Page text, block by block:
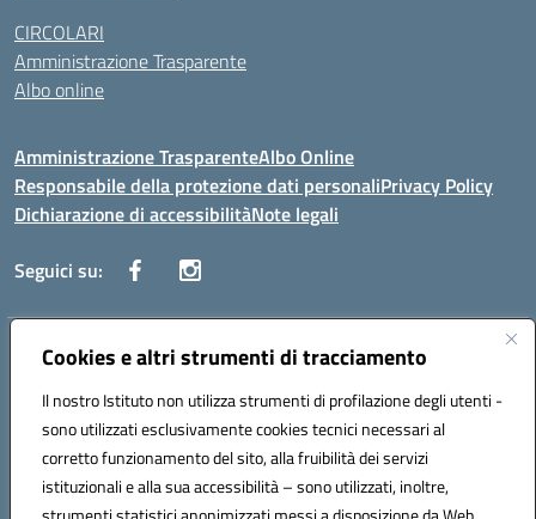
Cookies e altri strumenti di tracciamento
Il nostro Istituto non utilizza strumenti di profilazione degli utenti -
sono utilizzati esclusivamente cookies tecnici necessari al
corretto funzionamento del sito, alla fruibilità dei servizi
istituzionali e alla sua accessibilità – sono utilizzati, inoltre,
CIRCOLARI
Amministrazione Trasparente
Albo online
Amministrazione TrasparenteAlbo Online
Responsabile della protezione dati personaliPrivacy Policy
Dichiarazione di accessibilitàNote legali
Seguici su:
Indirizzo:Corso Vittorio Emanuele, 27 90133 - Palermo
Posta elettronica certificata (PEC):pais03600r@pec.istruzione.it
Codice fiscale: 97308550827
Codice meccanografico: PAIS03600R